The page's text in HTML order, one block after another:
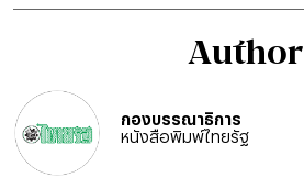
Author
กองบรรณาธิการ
หนังสือพิมพ์ไทยรัฐ